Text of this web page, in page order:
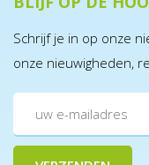
Schrijf je in op onze
onze nieuwigheden,